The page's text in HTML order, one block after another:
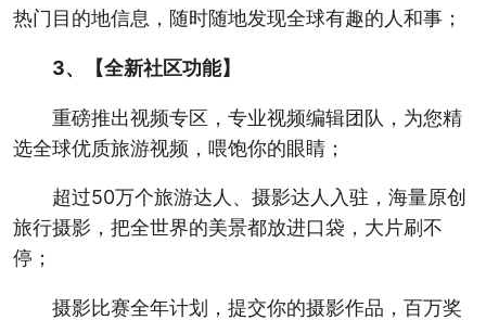
热门目的地信息，随时随地发现全球有趣的人和事；
3、【全新社区功能】
重磅推出视频专区，专业视频编辑团队，为您精
选全球优质旅游视频，喂饱你的眼睛；
超过50万个旅游达人、摄影达人入驻，海量原创
旅行摄影，把全世界的美景都放进口袋，大片刷不
停；
摄影比赛全年计划，提交你的摄影作品，百万奖